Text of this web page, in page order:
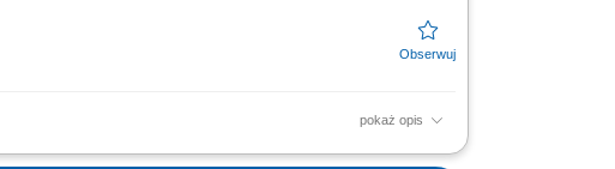
pokaż opis
korespondencją przychodzącą i wychodzącą oraz